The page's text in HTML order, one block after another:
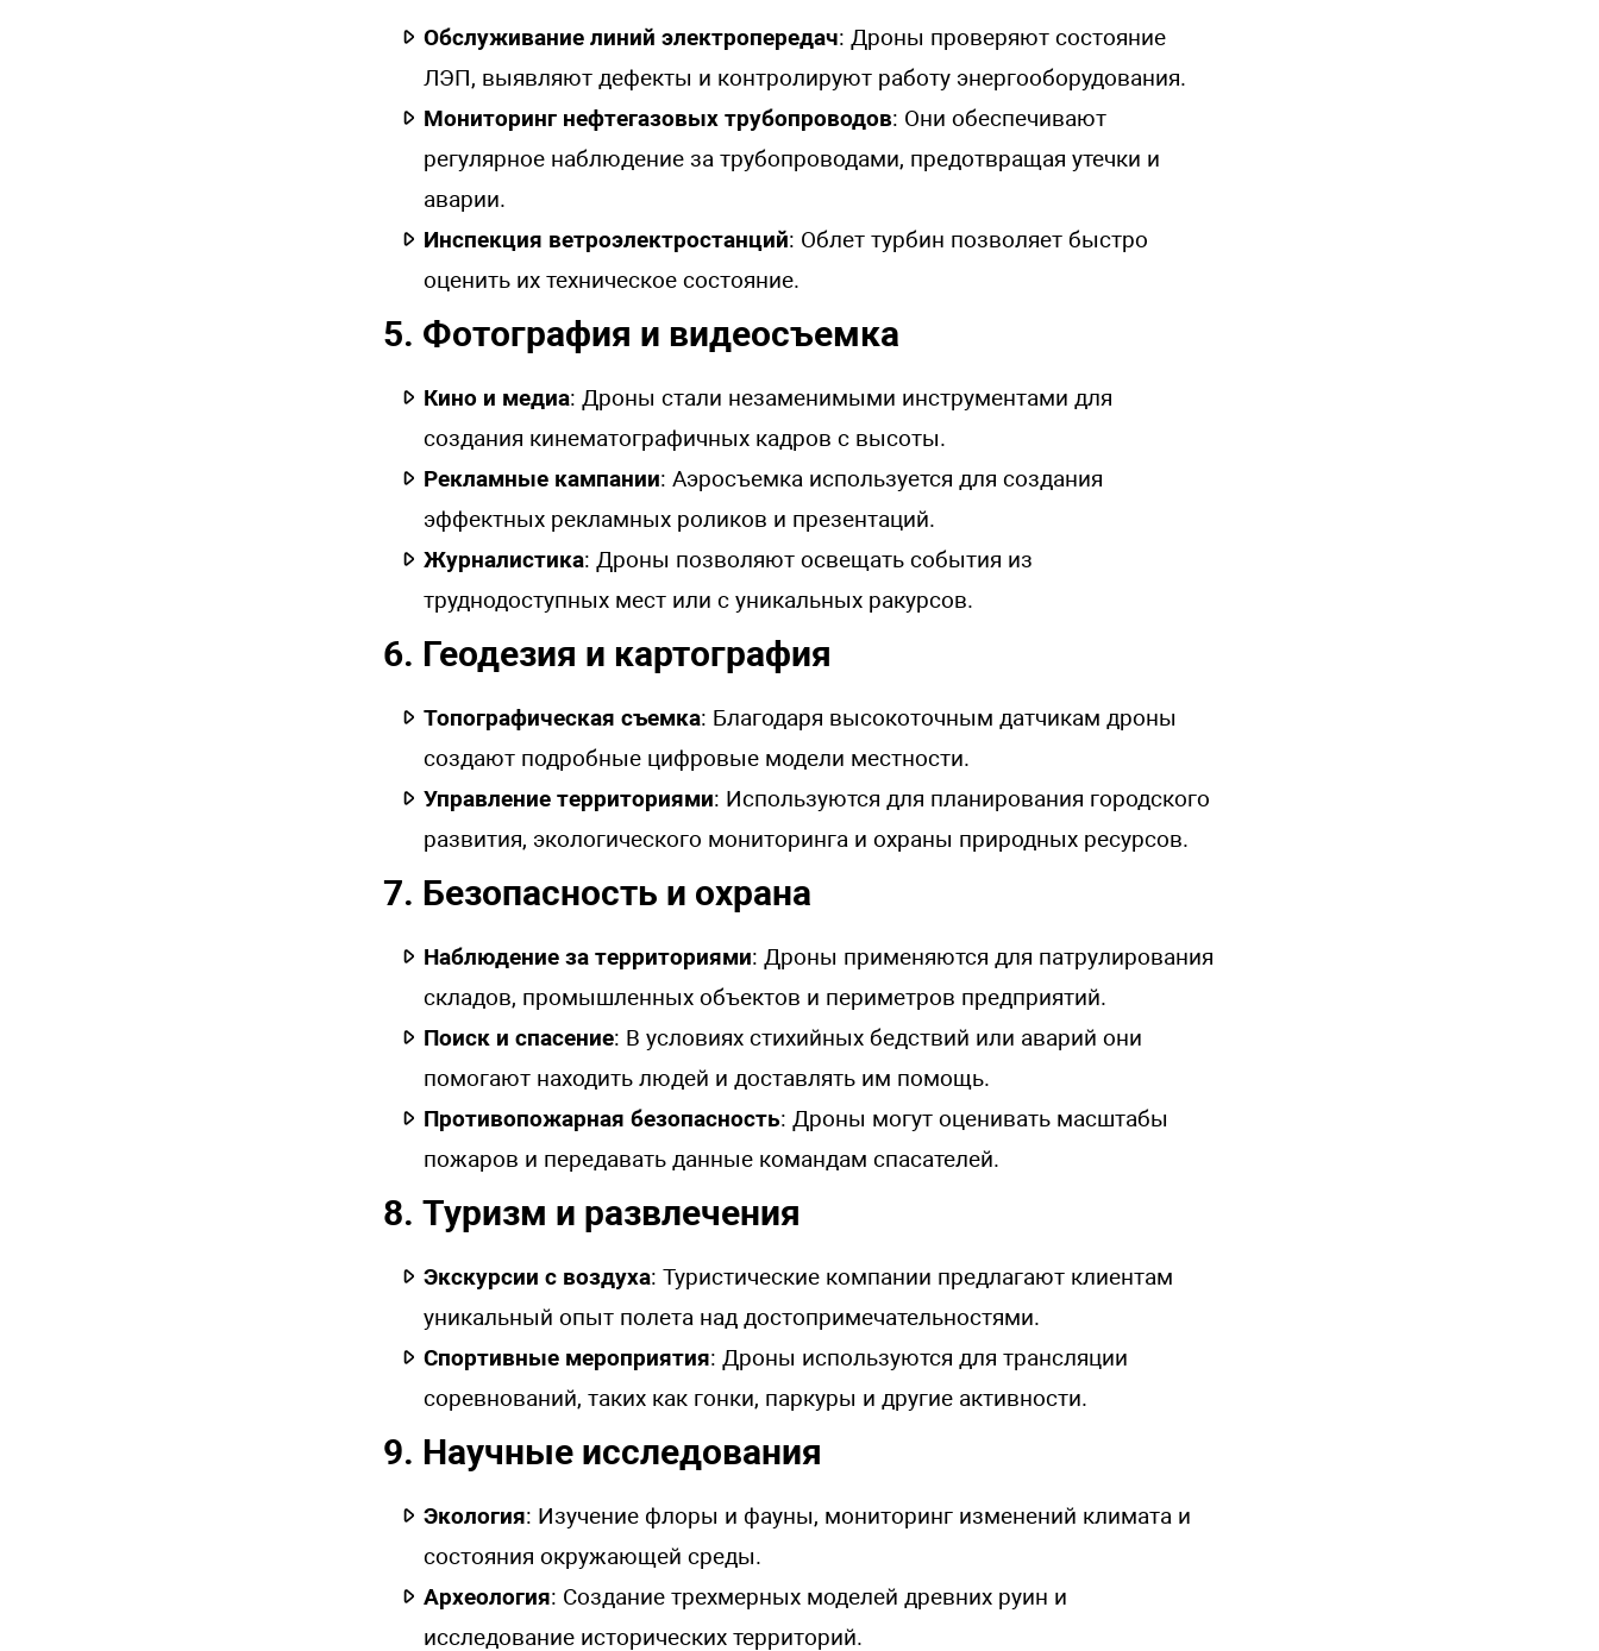
Обслуживание линий электропередач: Дроны проверяют состояние
ЛЭП, выявляют дефекты и контролируют работу энергооборудования.
Мониторинг нефтегазовых трубопроводов: Они обеспечивают
регулярное наблюдение за трубопроводами, предотвращая утечки и
аварии.
Инспекция ветроэлектростанций: Облет турбин позволяет быстро
оценить их техническое состояние.
5. Фотография и видеосъемка
Кино и медиа: Дроны стали незаменимыми инструментами для
создания кинематографичных кадров с высоты.
Рекламные кампании: Аэросъемка используется для создания
эффектных рекламных роликов и презентаций.
Журналистика: Дроны позволяют освещать события из
труднодоступных мест или с уникальных ракурсов.
6. Геодезия и картография
Топографическая съемка: Благодаря высокоточным датчикам дроны
создают подробные цифровые модели местности.
Управление территориями: Используются для планирования городского
развития, экологического мониторинга и охраны природных ресурсов.
7. Безопасность и охрана
Наблюдение за территориями: Дроны применяются для патрулирования
складов, промышленных объектов и периметров предприятий.
Поиск и спасение: В условиях стихийных бедствий или аварий они
помогают находить людей и доставлять им помощь.
Противопожарная безопасность: Дроны могут оценивать масштабы
пожаров и передавать данные командам спасателей.
8. Туризм и развлечения
Экскурсии с воздуха: Туристические компании предлагают клиентам
уникальный опыт полета над достопримечательностями.
Спортивные мероприятия: Дроны используются для трансляции
соревнований, таких как гонки, паркуры и другие активности.
9. Научные исследования
Экология: Изучение флоры и фауны, мониторинг изменений климата и
состояния окружающей среды.
Археология: Создание трехмерных моделей древних руин и
исследование исторических территорий.